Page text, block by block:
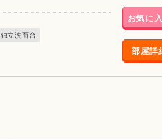
お気に
部屋詳
独立洗面台